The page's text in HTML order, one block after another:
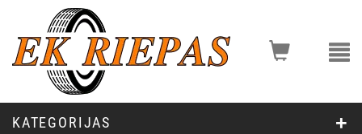
KATEGORIJAS